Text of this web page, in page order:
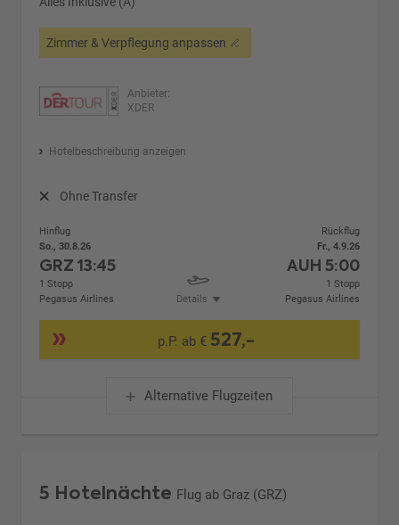
Zimmer & Verpflegung anpassen
Anbieter:
XDER
Hotelbeschreibung anzeigen
Ohne Transfer
Hinflug
So., 30.8.26
GRZ13:45
1 Stopp
Pegasus Airlines
Details
Rückflug
Fr., 4.9.26
AUH 5:00
1 Stopp
Pegasus Airlines
p.P. ab € 527,-
Alternative Flugzeiten
5 Hotelnächte Flug ab Graz (GRZ)